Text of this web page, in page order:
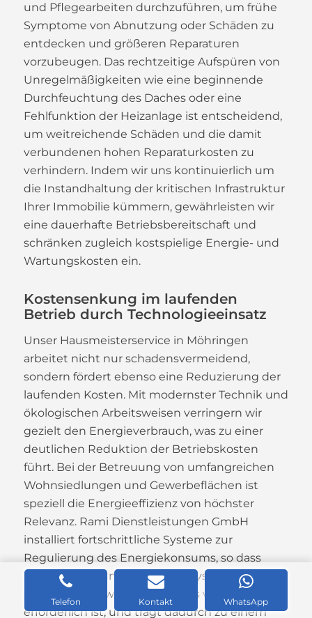
und Pflegearbeiten durchzuführen, um frühe
Symptome von Abnutzung oder Schäden zu
entdecken und größeren Reparaturen
vorzubeugen. Das rechtzeitige Aufspüren von
Unregelmäßigkeiten wie eine beginnende
Durchfeuchtung des Daches oder eine
Fehlfunktion der Heizanlage ist entscheidend,
um weitreichende Schäden und die damit
verbundenen hohen Reparaturkosten zu
verhindern. Indem wir uns kontinuierlich um
die Instandhaltung der kritischen Infrastruktur
Ihrer Immobilie kümmern, gewährleisten wir
eine dauerhafte Betriebsbereitschaft und
schränken zugleich kostspielige Energie- und
Wartungskosten ein.
Kostensenkung im laufenden
Betrieb durch Technologieeinsatz
Unser Hausmeisterservice in Möhringen
arbeitet nicht nur schadensvermeidend,
sondern fördert ebenso eine Reduzierung der
laufenden Kosten. Mit modernster Technik und
ökologischen Arbeitsweisen verringern wir
gezielt den Energieverbrauch, was zu einer
deutlichen Reduktion der Betriebskosten
führt. Bei der Betreuung von umfangreichen
Wohnsiedlungen und Gewerbeflächen ist
speziell die Energieeffizienz von höchster
Relevanz. Rami Dienstleistungen GmbH
installiert fortschrittliche Systeme zur
Regulierung des Energiekonsums, so dass
Beleuchtung und Heiz- / Kühlsysteme nur
dann aktiviert werden, wenn es wirklich
erforderlich ist, und trägt dadurch zu einem
Telefon Kontakt WhatsApp